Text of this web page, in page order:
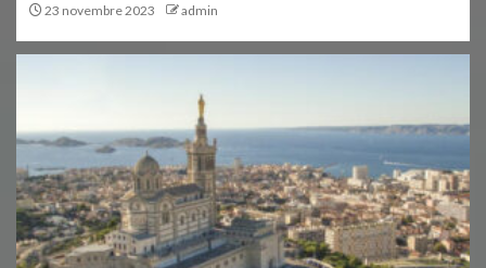
23 novembre 2023 admin